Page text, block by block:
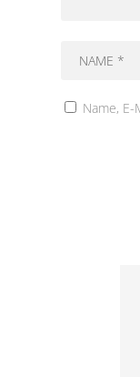
Name,